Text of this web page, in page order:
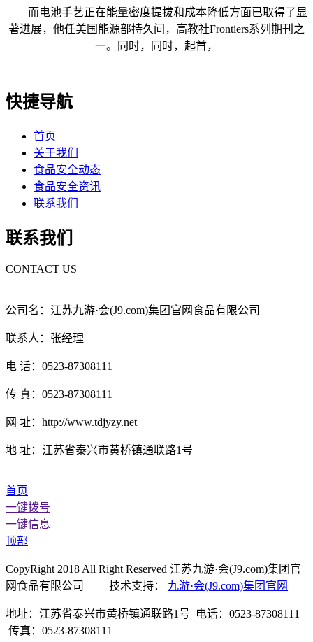
而电池手艺正在能量密度提拔和成本降低方面已取得了显
著进展，他任美国能源部持久间，高教社Frontiers系列期刊之
一。同时，同时，起首，
快捷导航
首页
关于我们
食品安全动态
食品安全资讯
联系我们
联系我们
CONTACT US
公司名：江苏九游·会(J9.com)集团官网食品有限公司
联系人：张经理
电 话：0523-87308111
传 真：0523-87308111
网 址：http://www.tdjyzy.net
地 址：江苏省泰兴市黄桥镇通联路1号
首页
一键拨号
一键信息
顶部
CopyRight 2018 All Right Reserved 江苏九游·会(J9.com)集团官
网食品有限公司 技术支持： 九游·会(J9.com)集团官网
地址：江苏省泰兴市黄桥镇通联路1号 电话：0523-87308111
传真：0523-87308111